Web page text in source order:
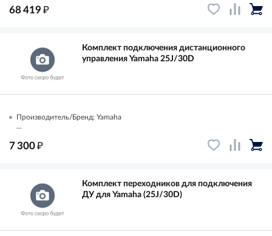
68 419 ₽
Комплект подключения дистанционного
управления Yamaha 25J/30D
Производитель/Бренд: Yamaha
...
7 300₽
Комплект переходников для подключения
ДУ для Yamaha (25J/30D)